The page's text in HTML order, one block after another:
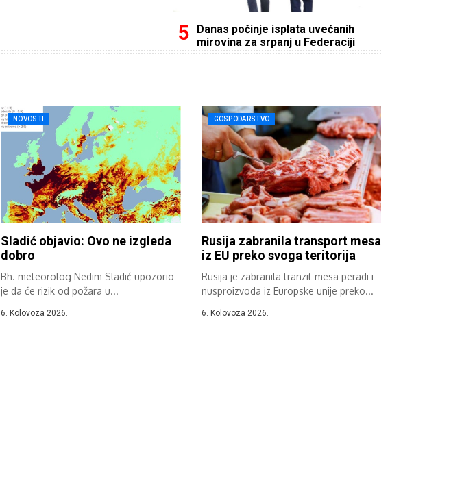
Danas počinje isplata uvećanih
mirovina za srpanj u Federaciji
NOVOSTI
Sladić objavio: Ovo ne izgleda
dobro
Bh. meteorolog Nedim Sladić upozorio
je da će rizik od požara u...
6. Kolovoza 2026.
GOSPODARSTVO
Rusija zabranila transport mesa
iz EU preko svoga teritorija
Rusija je zabranila tranzit mesa peradi i
nusproizvoda iz Europske unije preko...
6. Kolovoza 2026.